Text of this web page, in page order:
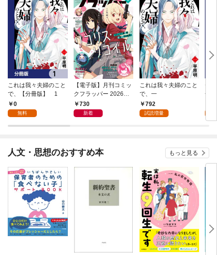
これは我々夫婦のこと
で、【分冊版】 1
0
無料
【電子版】月刊コミッ
クフラッパー 2026年9
月号730
新着
これは我々夫婦のこと
で、一
792
試読増量
チ
冊
人文・思想のおすすめ本 もっと見る